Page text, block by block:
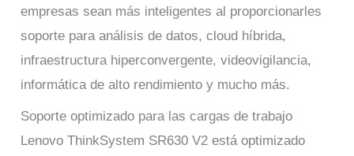
empresas sean más inteligentes al proporcionarles
soporte para análisis de datos, cloud híbrida,
infraestructura hiperconvergente, videovigilancia,
informática de alto rendimiento y mucho más.
Soporte optimizado para las cargas de trabajo
Lenovo ThinkSystem SR630 V2 está optimizado